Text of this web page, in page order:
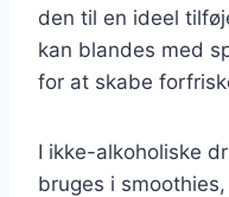
den til en ideel
kan blandes med
for at skabe
I ikke-alkoholiske
bruges i